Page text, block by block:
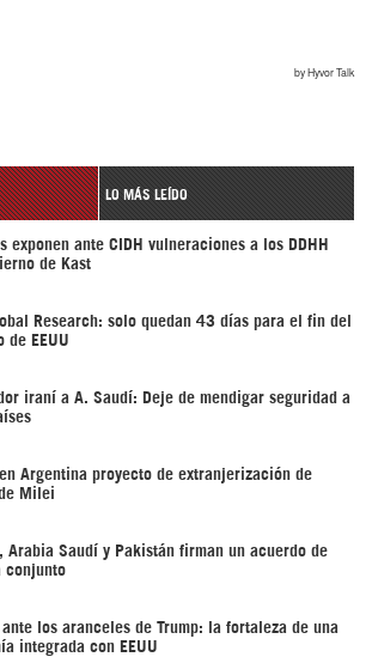
LO MÁS LEÍDO
exponen ante CIDH vulneraciones a los DDHH
de Kast
Research: solo quedan 43 días para el fin del
de EEUU
iraní a A. Saudí: Deje de mendigar seguridad a
en Argentina proyecto de extranjerización de
Milei
Arabia Saudí y Pakistán firman un acuerdo de
conjunto
ante los aranceles de Trump: la fortaleza de una
integrada con EEUU